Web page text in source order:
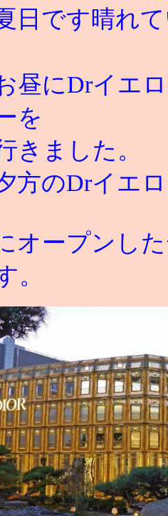
日です晴れ
昼にDrイエ
を
きました。
方のDrイエ
オープンし
。